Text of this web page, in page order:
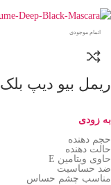
اتمام موجودی
ریمل بیو دیپ بلک Beyu Deep Black Mascara
به زودی
حجم دهنده
حالت دهنده
حاوی ویتامین E
ضد حساسیت
مناسب چشم حساس